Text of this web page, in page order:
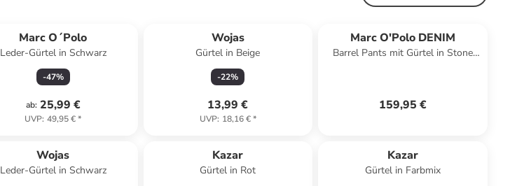
Marc O´Polo
Leder-Gürtel in Schwarz
-47%
ab: 25,99 €
UVP: 49,95 €*
Wojas
Gürtel in Beige
-22%
13,99 €
UVP: 18,16 €*
Marc O'Polo DENIM
Barrel Pants mit Gürtel in Stone
159,95 €
Wojas
Leder-Gürtel in Schwarz
Kazar
Gürtel in Rot
Kazar
Gürtel in Farbmix